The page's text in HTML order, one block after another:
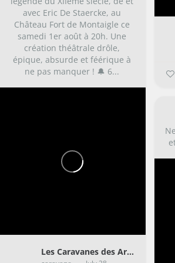
avec Eric De Staercke, au
Château Fort de Montaigle ce
samedi 1er août à 20h. Une
création théâtrale drôle,
épique, absurde et féérique à
ne pas manquer ! 🔔 6...
Les Caravanes des Artistes